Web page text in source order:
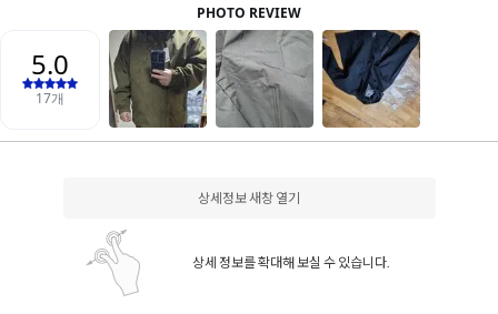
상세정보 새창 열기
상세 정보를 확대해 보실 수 있습니다.